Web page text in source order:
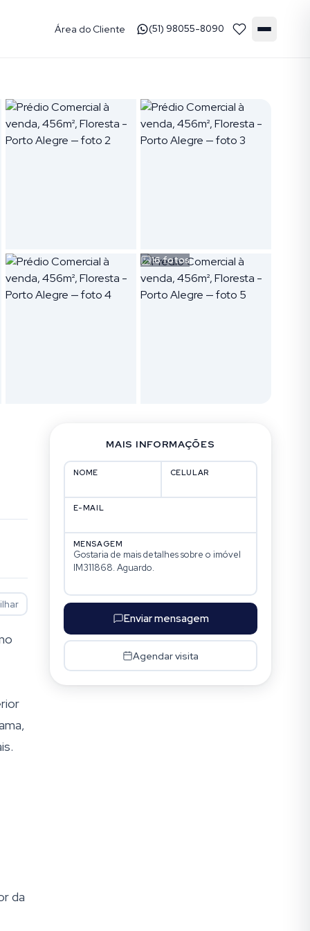
Área do Cliente (51) 98055-8090
16fotos
da
MAIS INFORMAÇÕES
NOME CELULAR
E-MAIL
MENSAGEM
Enviar mensagem
Agendar visita